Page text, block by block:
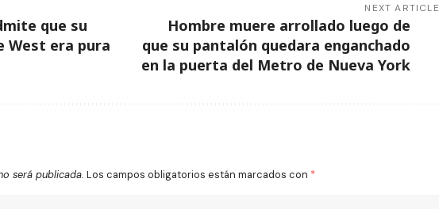
que su
West era pura
NEXT ARTICLE
Hombre muere arrollado luego de
que su pantalón quedara enganchado
en la puerta del Metro de Nueva York
será publicada. Los campos obligatorios están marcados con *